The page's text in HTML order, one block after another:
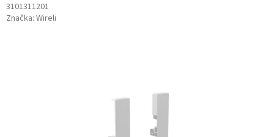
3101311201
Značka: Wireli